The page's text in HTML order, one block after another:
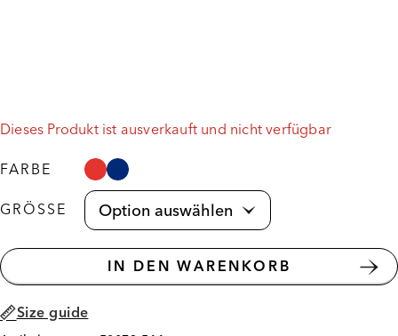
Dieses Produkt ist ausverkauft und nicht verfügbar
FARBE
GRÖSSE
IN DEN WARENKORB
Size guide